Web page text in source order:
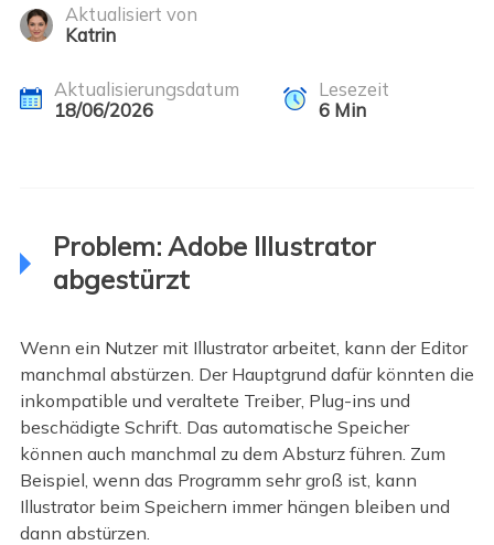
Aktualisiert von
Katrin
Aktualisierungsdatum
18/06/2026
Lesezeit
6Min
Problem: Adobe Illustrator
abgestürzt
Wenn ein Nutzer mit Illustrator arbeitet, kann der Editor
manchmal abstürzen. Der Hauptgrund dafür könnten die
inkompatible und veraltete Treiber, Plug-ins und
beschädigte Schrift. Das automatische Speicher
können auch manchmal zu dem Absturz führen. Zum
Beispiel, wenn das Programm sehr groß ist, kann
Illustrator beim Speichern immer hängen bleiben und
dann abstürzen.